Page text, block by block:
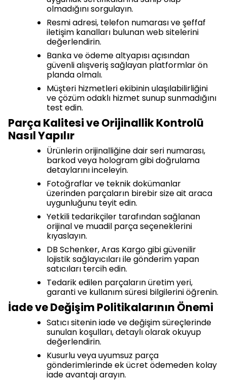
olmadığını sorgulayın.
Resmi adresi, telefon numarası ve şeffaf
iletişim kanalları bulunan web sitelerini
değerlendirin.
Banka ve ödeme altyapısı açısından
güvenli alışveriş sağlayan platformlar ön
planda olmalı.
Müşteri hizmetleri ekibinin ulaşılabilirliğini
ve çözüm odaklı hizmet sunup sunmadığını
test edin.
Parça Kalitesi ve Orijinallik Kontrolü
Nasıl Yapılır
Ürünlerin orijinalliğine dair seri numarası,
barkod veya hologram gibi doğrulama
detaylarını inceleyin.
Fotoğraflar ve teknik dokümanlar
üzerinden parçaların birebir size ait araca
uygunluğunu teyit edin.
Yetkili tedarikçiler tarafından sağlanan
orijinal ve muadil parça seçeneklerini
kıyaslayın.
DB Schenker, Aras Kargo gibi güvenilir
lojistik sağlayıcıları ile gönderim yapan
satıcıları tercih edin.
Tedarik edilen parçaların üretim yeri,
garanti ve kullanım süresi bilgilerini öğrenin.
İade ve Değişim Politikalarının Önemi
Satıcı sitenin iade ve değişim süreçlerinde
sunulan koşulları, detaylı olarak okuyup
değerlendirin.
Kusurlu veya uyumsuz parça
gönderimlerinde ek ücret ödemeden kolay
iade avantajı arayın.